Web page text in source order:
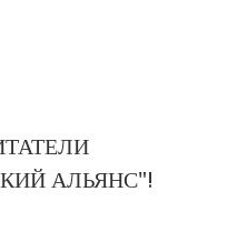
АЛЬЯНС"!